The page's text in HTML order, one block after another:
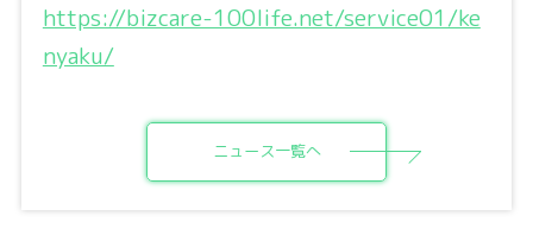
https://bizcare-100life.net/service01/ke
nyaku/
ニュース一覧へ